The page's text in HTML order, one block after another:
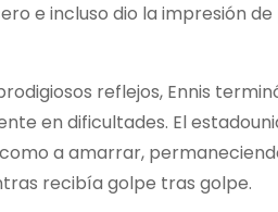
e incluso dio la impresión
reflejos, Ennis
en dificultades. El
a amarrar,
recibía golpe tras golpe.